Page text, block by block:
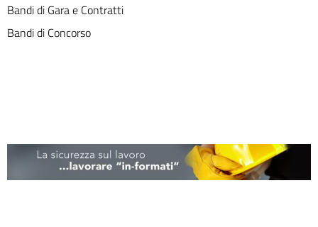
Bandi di Gara e Contratti
Bandi di Concorso